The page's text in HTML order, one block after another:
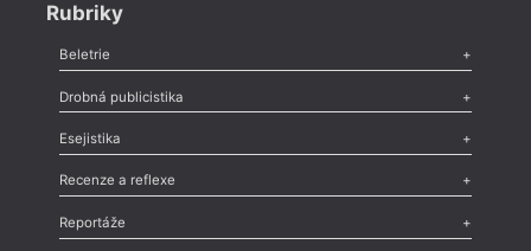
Rubriky
Beletrie
Poezie,Próza,Dokumenty
Drobná publicistika
Odlesk
Nekrolog,Glosa,Sloupek,Pozvánka,Literární soutěž,
Esejistika
Esej ,Pádlo,Úvaha
Recenze a reflexe
Recenze
Méně slov o próze,Celá rubrika
Reportáže